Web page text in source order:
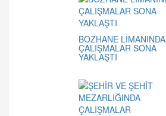
BOZHANE LİMANINDA
ÇALIŞMALAR SONA
YAKLAŞTI